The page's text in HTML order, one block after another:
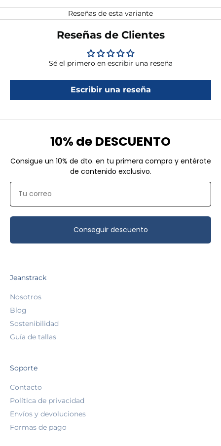
Reseñas de esta variante
Reseñas de Clientes
Sé el primero en escribir una reseña
Escribir una reseña
10% de DESCUENTO
Consigue un 10% de dto. en tu primera compra y entérate
de contenido exclusivo.
Email
Conseguir descuento
Jeanstrack
Nosotros
Blog
Sostenibilidad
Guía de tallas
Soporte
Contacto
Política de privacidad
Envíos y devoluciones
Formas de pago